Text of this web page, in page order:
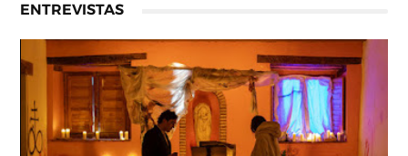
ENTREVISTAS